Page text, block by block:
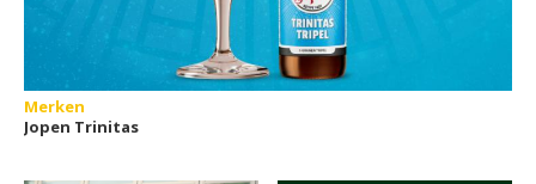
Merken
Jopen Trinitas